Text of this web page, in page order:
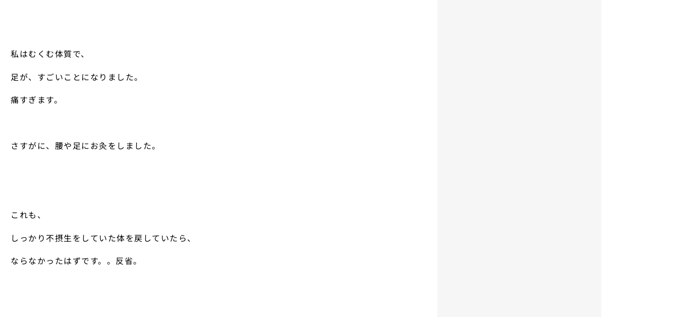
私はむくむ体質で、
足が、すごいことになりました。
痛すぎます。
さすがに、腰や足にお灸をしました。
これも、
しっかり不摂生をしていた体を戻していたら、
ならなかったはずです。。反省。